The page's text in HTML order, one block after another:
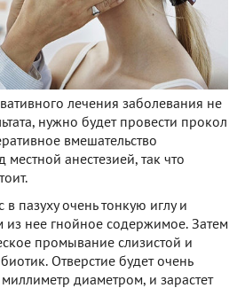
лечения заболевания не
нужно будет провести прокол
вмешательство
анестезией, так что
пазуху очень тонкую иглу и
из нее гнойное содержимое. Затем
промывание слизистой и
Отверстие будет очень
диаметром, и зарастет